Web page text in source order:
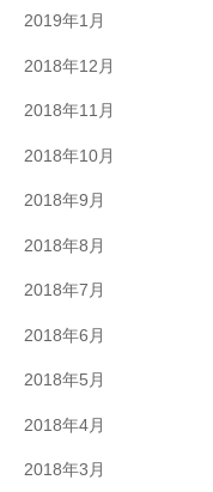
2019年1月
2018年12月
2018年11月
2018年10月
2018年9月
2018年8月
2018年7月
2018年6月
2018年5月
2018年4月
2018年3月